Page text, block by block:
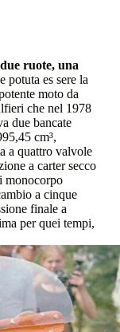
ruote, una
potuta es sere la
moto da
che nel 1978
due bancate
cm³,
a quattro valvole
a carter secco
monocorpo
a cinque
finale a
per quei tempi,